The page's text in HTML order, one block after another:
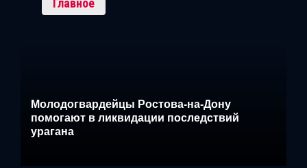
Главное
Молодогвардейцы Ростова-на-Дону
помогают в ликвидации последствий
урагана